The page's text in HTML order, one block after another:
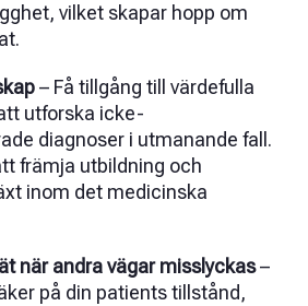
vilket skapar hopp om
– Få tillgång till värdefulla
utforska icke-
diagnoser i utmanande fall.
främja utbildning och
inom det medicinska
när andra vägar misslyckas–
på din patients tillstånd,